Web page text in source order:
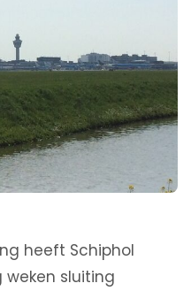
heeft Schiphol
sluiting